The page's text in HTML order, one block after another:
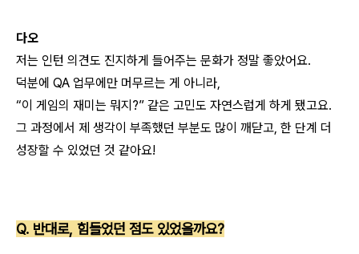
다오
저는 인턴 의견도 진지하게 들어주는 문화가 정말 좋았어요.
덕분에 QA 업무에만 머무르는 게 아니라,
“이 게임의 재미는 뭐지?” 같은 고민도 자연스럽게 하게 됐고요.
그 과정에서 제 생각이 부족했던 부분도 많이 깨닫고, 한 단계 더
성장할 수 있었던 것 같아요!
Q. 반대로, 힘들었던 점도 있었을까요?